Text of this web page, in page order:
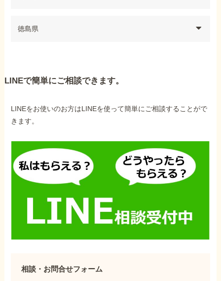
徳島県
LINEで簡単にご相談できます。
LINEをお使いのお方はLINEを使って簡単にご相談することがで
きます。
相談・お問合せフォーム